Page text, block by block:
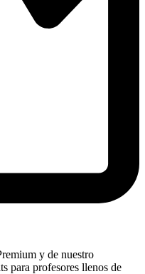
y de nuestro
para profesores llenos de